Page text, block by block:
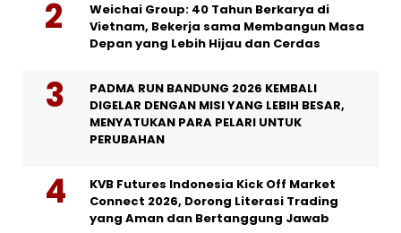
Weichai Group: 40 Tahun Berkarya di
Vietnam, Bekerja sama Membangun Masa
Depan yang Lebih Hijau dan Cerdas
PADMA RUN BANDUNG 2026 KEMBALI
DIGELAR DENGAN MISI YANG LEBIH BESAR,
MENYATUKAN PARA PELARI UNTUK
PERUBAHAN
KVB Futures Indonesia Kick Off Market
Connect 2026, Dorong Literasi Trading
yang Aman dan Bertanggung Jawab